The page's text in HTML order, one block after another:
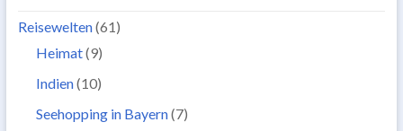
Reisewelten(61)
Heimat(9)
Indien(10)
Seehopping in Bayern(7)